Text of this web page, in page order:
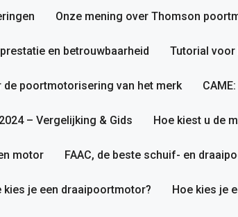
Onze mening over Thomson
en betrouwbaarheid Tutorial voor
de poortmotorisering van het merk
– Vergelijking & Gids Hoe kiest u de
motor FAAC, de beste schuif- en
kies je een draaipoortmotor? Hoe kies je